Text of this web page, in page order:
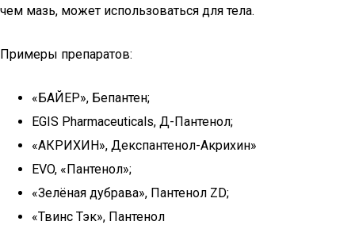
чем мазь, может использоваться для тела.
Примеры препаратов:
«БАЙЕР», Бепантен;
EGIS Pharmaceuticals, Д-Пантенол;
«АКРИХИН», Декспантенол-Акрихин»
EVO, «Пантенол»;
«Зелёная дубрава», Пантенол ZD;
«Твинс Тэк», Пантенол